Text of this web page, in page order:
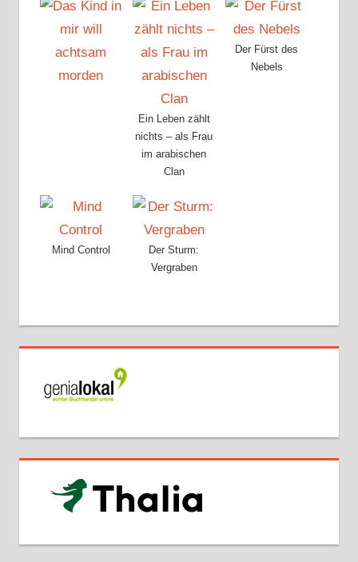
Ein Leben zählt
nichts – als Frau
im arabischen
Clan
Der Fürst des
Nebels
Mind Control
Der Sturm:
Vergraben